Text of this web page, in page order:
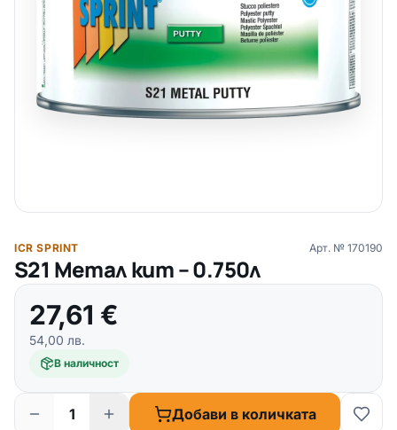
ICR SPRINT Арт. № 170190
S21 Метал кит – 0.750л
27,61 €
54,00 лв.
В наличност
Добави в количката